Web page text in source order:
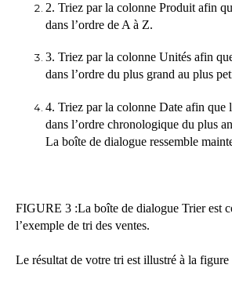
2. Triez par la colonne Produit afin
dans l’ordre de A à Z.
3. Triez par la colonne Unités afin
dans l’ordre du plus grand au plus
4. Triez par la colonne Date afin que
dans l’ordre chronologique du plus
La boîte de dialogue ressemble
FIGURE 3 :La boîte de dialogue Trier est
l’exemple de tri des ventes.
Le résultat de votre tri est illustré à la figure